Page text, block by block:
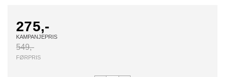
275,-
KAMPANJEPRIS
549,-
FØRPRIS